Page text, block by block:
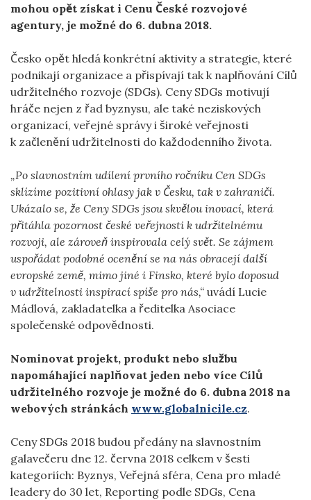
mohou opět získat i Cenu České rozvojové
agentury, je možné do 6. dubna 2018.
Česko opět hledá konkrétní aktivity a strategie, které
podnikají organizace a přispívají tak k naplňování Cílů
udržitelného rozvoje (SDGs). Ceny SDGs motivují
hráče nejen z řad byznysu, ale také neziskových
organizací, veřejné správy i široké veřejnosti
k začlenění udržitelnosti do každodenního života.
„Po slavnostním udílení prvního ročníku Cen SDGs
sklízíme pozitivní ohlasy jak v Česku, tak v zahraničí.
Ukázalo se, že Ceny SDGs jsou skvělou inovací, která
přitáhla pozornost české veřejnosti k udržitelnému
rozvoji, ale zároveň inspirovala celý svět. Se zájmem
uspořádat podobné ocenění se na nás obracejí další
evropské země, mimo jiné i Finsko, které bylo doposud
v udržitelnosti inspirací spíše pro nás,“ uvádí Lucie
Mádlová, zakladatelka a ředitelka Asociace
společenské odpovědnosti.
Nominovat projekt, produkt nebo službu
napomáhající naplňovat jeden nebo více Cílů
udržitelného rozvoje je možné do 6. dubna 2018 na
webových stránkách www.globalnicile.cz.
Ceny SDGs 2018 budou předány na slavnostním
galavečeru dne 12. června 2018 celkem v šesti
kategoriích: Byznys, Veřejná sféra, Cena pro mladé
leadery do 30 let, Reporting podle SDGs, Cena